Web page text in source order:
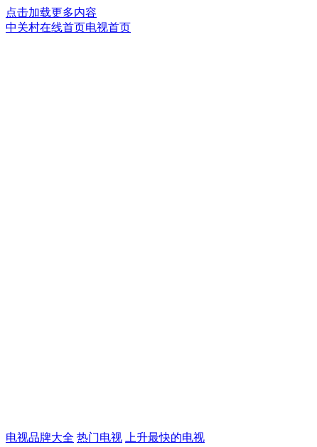
点击加载更多内容
中关村在线首页电视首页
电视品牌大全 热门电视 上升最快的电视